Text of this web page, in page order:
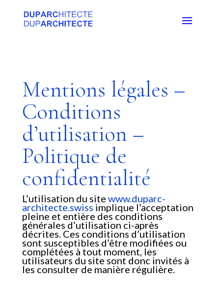
Mentions légales –
Conditions
d’utilisation –
Politique de
confidentialité
L’utilisation du site www.duparc-
architecte.swiss implique l’acceptation
pleine et entière des conditions
générales d’utilisation ci-après
décrites. Ces conditions d’utilisation
sont susceptibles d’être modifiées ou
complétées à tout moment, les
utilisateurs du site sont donc invités à
les consulter de manière régulière.